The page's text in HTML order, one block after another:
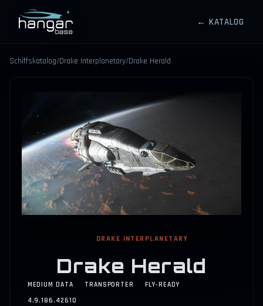
HANGARBASE
← KATALOG
Schiffskatalog/Drake Interplanetary/Drake Herald
DRAKE INTERPLANETARY
Drake Herald
MEDIUM DATA TRANSPORTER
FLY-READY
4.9.186.42610